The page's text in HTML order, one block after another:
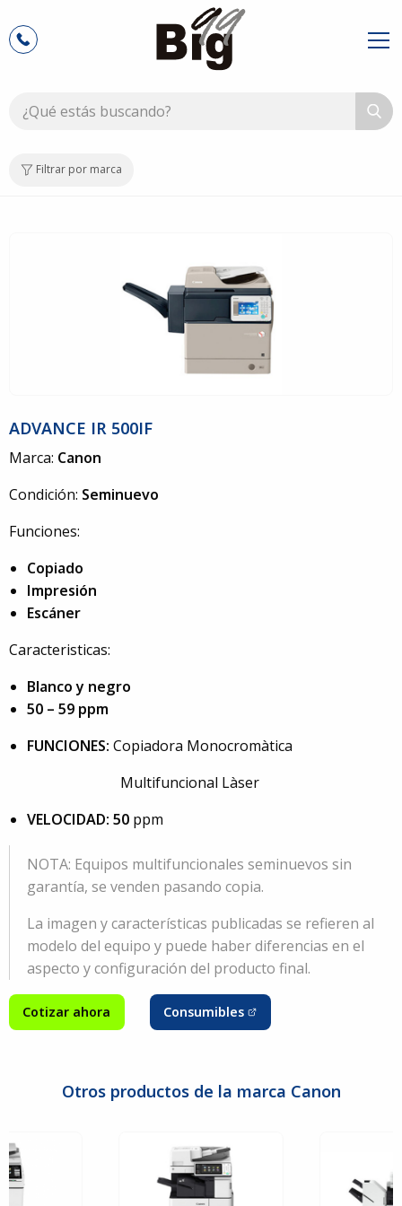
Filtrar por marca
ADVANCE IR 500IF
Marca: Canon
Condición: Seminuevo
Funciones:
Copiado
Impresión
Escáner
Caracteristicas:
Blanco y negro
50 – 59 ppm
FUNCIONES: Copiadora Monocromàtica
Multifuncional Làser
VELOCIDAD: 50 ppm
NOTA: Equipos multifuncionales seminuevos sin
garantía, se venden pasando copia.
La imagen y características publicadas se refieren al
modelo del equipo y puede haber diferencias en el
aspecto y configuración del producto final.
Cotizar ahora Consumibles
Otros productos de la marca Canon